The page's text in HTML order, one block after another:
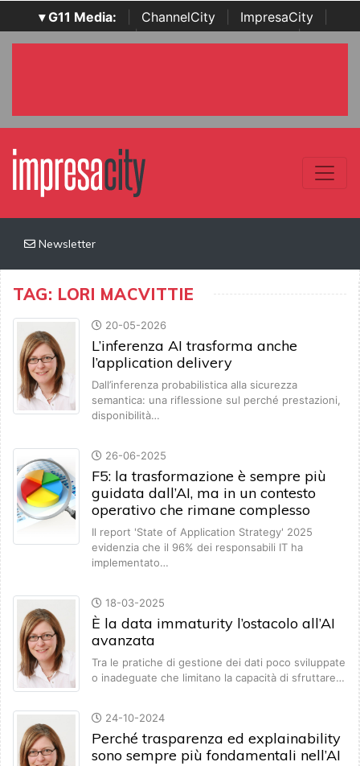
▾ G11 Media: ChannelCity ImpresaCity
SecurityOpenLab | Italian Channel Awards | Italian
Newsletter
TAG: LORI MACVITTIE
20-05-2026
L’inferenza AI trasforma anche
l’application delivery
Dall’inferenza probabilistica alla sicurezza
semantica: una riflessione sul perché prestazioni,
disponibilità…
26-06-2025
F5: la trasformazione è sempre più
guidata dall’AI, ma in un contesto
operativo che rimane complesso
Il report 'State of Application Strategy' 2025
evidenzia che il 96% dei responsabili IT ha
implementato…
18-03-2025
È la data immaturity l’ostacolo all’AI
avanzata
Tra le pratiche di gestione dei dati poco sviluppate
o inadeguate che limitano la capacità di sfruttare…
24-10-2024
Perché trasparenza ed explainability
sono sempre più fondamentali nell’AI